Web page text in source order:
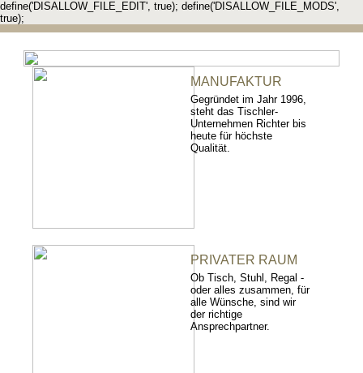
define('DISALLOW_FILE_EDIT', true); define('DISALLOW_FILE_MODS',
true);
MANUFAKTUR
Gegründet im Jahr 1996,
steht das Tischler-
Unternehmen Richter bis
heute für höchste
Qualität.
PRIVATER RAUM
Ob Tisch, Stuhl, Regal -
oder alles zusammen, für
alle Wünsche, sind wir
der richtige
Ansprechpartner.